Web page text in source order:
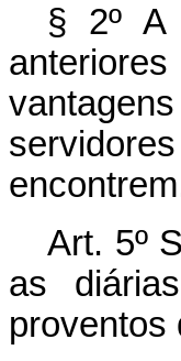
§ 2º A
Art. 5º
as
proventos